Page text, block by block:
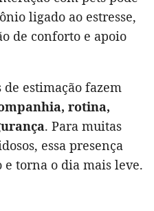
ligado ao estresse,
de conforto e apoio
de estimação fazem
rotina,
. Para muitas
essa presença
torna o dia mais leve.